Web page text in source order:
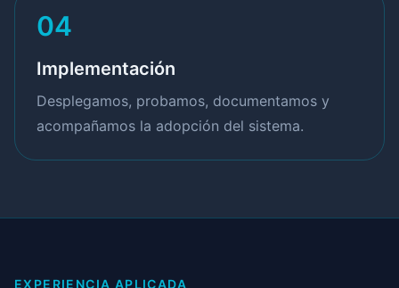
04
Implementación
Desplegamos, probamos, documentamos y
acompañamos la adopción del sistema.
EXPERIENCIA APLICADA